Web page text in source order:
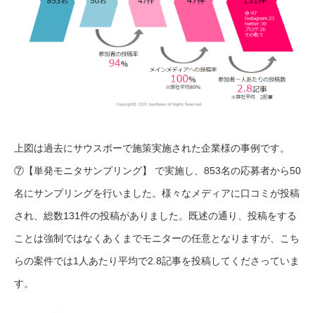
上図は過去にサウスポーで施策実施された企業様の事例です。
⑦【単発モニタサンプリング】 で実施し、853名の応募者から50
名にサンプリングを行いました。様々なメディアに口コミが投稿
され、総数131件の投稿がありました。既述の通り、投稿をする
ことは強制ではなくあくまでモニターの任意となりますが、こち
らの案件では1人あたり平均で2.8記事を投稿してくださっていま
す。